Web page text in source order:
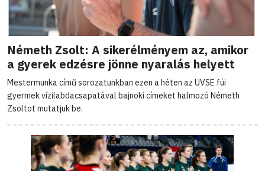
Németh Zsolt: A sikerélményem az, amikor
a gyerek edzésre jönne nyaralás helyett
Mestermunka című sorozatunkban ezen a héten az UVSE fúi
gyermek vízilabdacsapatával bajnoki címeket halmozó Németh
Zsoltot mutatjuk be.